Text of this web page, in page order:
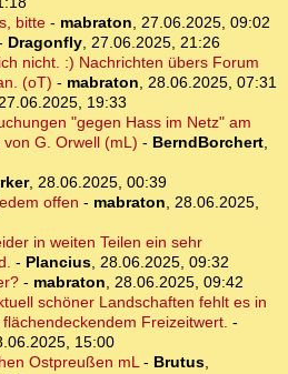
bitte- mabraton, 27.06.2025, 09:02
Dragonfly, 27.06.2025, 21:26
nicht. :) Nachrichten übers Forum
(oT) - mabraton, 28.06.2025, 07:31
19:33
"gegen Hass im Netz" am
G. Orwell (mL) - BerndBorchert,
, 28.06.2025, 00:39
offen - mabraton, 28.06.2025,
in weiten Teilen ein sehr
- Plancius, 28.06.2025, 09:32
- mabraton, 28.06.2025, 09:42
schöner Landschaften fehlt es in
Freizeitwert. -
15:00
Ostpreußen mL- Brutus,